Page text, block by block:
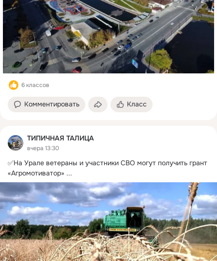
6 классов
Комментировать Класс
ТИПИЧНАЯ ТАЛИЦА
вчера 13:30
✅На Урале ветераны и участники СВО могут получить грант
«Агромотиватор» ...